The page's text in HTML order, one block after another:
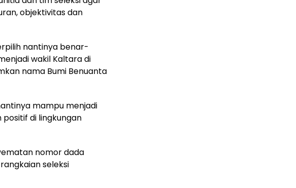
objektivitas dan
nantinya benar-
wakil Kaltara di
nama Bumi Benuanta
mampu menjadi
di lingkungan
nomor dada
seleksi